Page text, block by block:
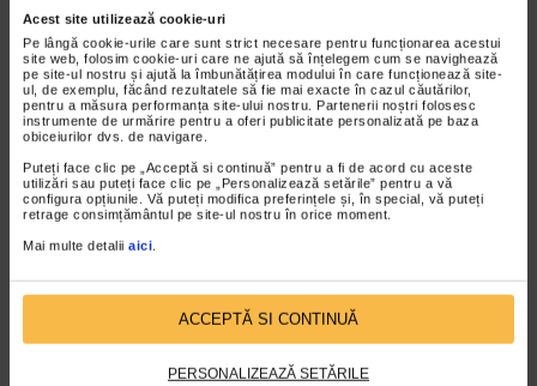
Acest site utilizează cookie-uri
Pe lângă cookie-urile care sunt strict necesare pentru funcționarea acestui
site web, folosim cookie-uri care ne ajută să înțelegem cum se navighează
pe site-ul nostru și ajută la îmbunătățirea modului în care funcționează site-
ul, de exemplu, făcând rezultatele să fie mai exacte în cazul căutărilor,
pentru a măsura performanța site-ului nostru. Partenerii noștri folosesc
instrumente de urmărire pentru a oferi publicitate personalizată pe baza
obiceiurilor dvs. de navigare.
Puteți face clic pe „Acceptă si continuă” pentru a fi de acord cu aceste
utilizări sau puteți face clic pe „Personalizează setările” pentru a vă
configura opțiunile. Vă puteți modifica preferințele și, în special, vă puteți
retrage consimțământul pe site-ul nostru în orice moment.
Mai multe detalii aici.
ACCEPTĂ SI CONTINUĂ
PERSONALIZEAZĂ SETĂRILE
Antonia Domokoș – Conectarea dintre corp
si minte
5.918 vizualizari
VIDEO